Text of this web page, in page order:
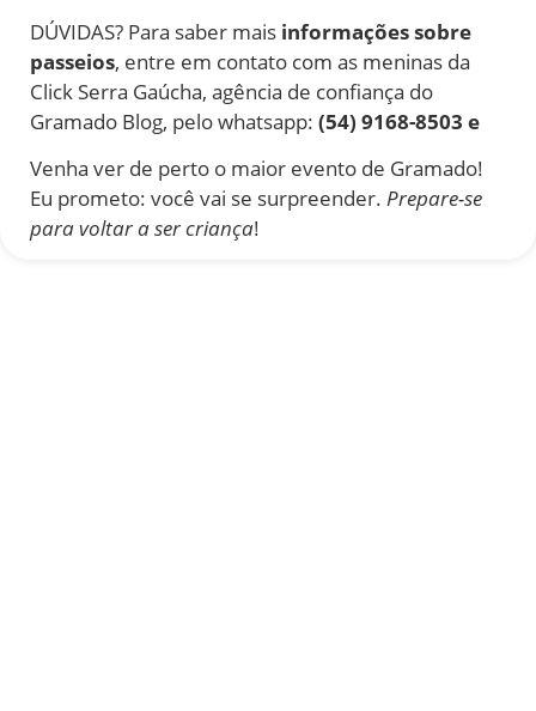
DÚVIDAS? Para saber mais informações sobre
passeios, entre em contato com as meninas da
Click Serra Gaúcha, agência de confiança do
Gramado Blog, pelo whatsapp: (54) 9168-8503 e
Venha ver de perto o maior evento de Gramado!
Eu prometo: você vai se surpreender. Prepare-se
para voltar a ser criança!